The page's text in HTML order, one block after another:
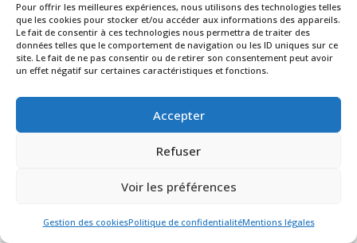
Pour offrir les meilleures expériences, nous utilisons des technologies telles
que les cookies pour stocker et/ou accéder aux informations des appareils.
Le fait de consentir à ces technologies nous permettra de traiter des
données telles que le comportement de navigation ou les ID uniques sur ce
site. Le fait de ne pas consentir ou de retirer son consentement peut avoir
un effet négatif sur certaines caractéristiques et fonctions.
Accepter
Refuser
Voir les préférences
Gestion des cookiesPolitique de confidentialitéMentions légales
 Secret professionnel
Laconfidentialitéest une règle
fondamentale pour nos enquêteurs. Les
soumises à une discrétion absolue.
Respect de la déontologie
les conditions de légalité, de moralité et
Investigations veillent également au